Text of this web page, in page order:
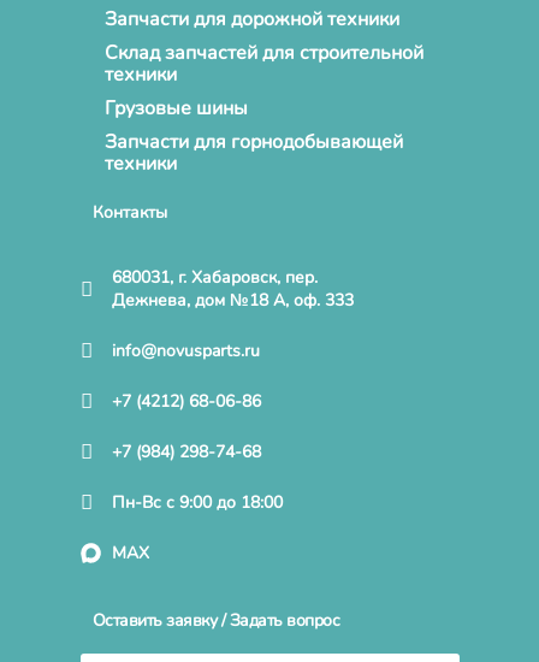
Запчасти для дорожной техники
Склад запчастей для строительной
техники
Грузовые шины
Запчасти для горнодобывающей
техники
Контакты
680031, г. Хабаровск, пер.
Дежнева, дом №18 А, оф. 333
info@novusparts.ru
+7 (4212) 68-06-86
+7 (984) 298-74-68
Пн-Вс с 9:00 до 18:00
MAX
Оставить заявку / Задать вопрос